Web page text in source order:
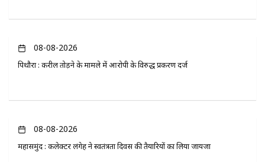
08-08-2026
पिथौरा : करील तोड़ने के मामले में आरोपी के विरुद्ध प्रकरण दर्ज
08-08-2026
महासमुंद : कलेक्टर लंगेह ने स्वतंत्रता दिवस की तैयारियों का लिया जायजा